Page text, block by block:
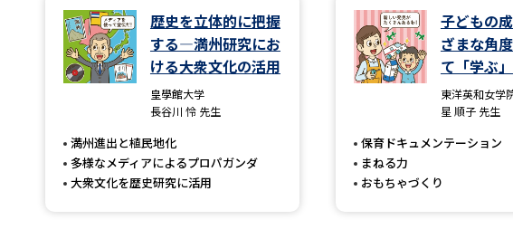
歴史を立体的に把握
する―満州研究にお
ける大衆文化の活用
皇學館大学
長谷川 怜 先生
満州進出と植民地化
多様なメディアによるプロパガンダ
大衆文化を歴史研究に活用
子どもの
ざまな角
て「学ぶ」
東洋英和女学
星 順子 先生
保育ドキュメンテーション
まねる力
おもちゃづくり